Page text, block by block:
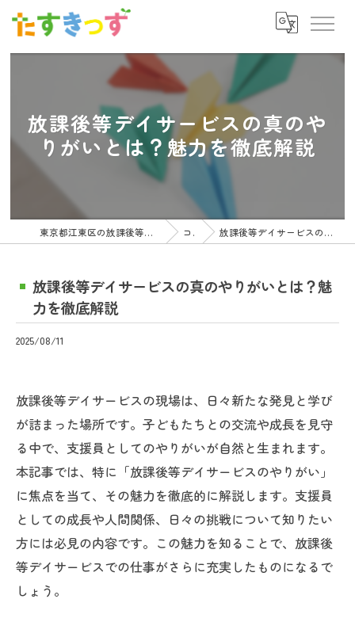
放課後等デイサービスの真のや
りがいとは？魅力を徹底解説
東京都江東区の放課後等デイサービスの求人ならたすきっず コラム 放課後等デイサービスの真のやりがいとは？魅力を徹底解説
放課後等デイサービスの真のやりがいとは？魅
力を徹底解説
2025/08/11
放課後等デイサービスの現場は、日々新たな発見と学び
が詰まった場所です。子どもたちとの交流や成長を見守
る中で、支援員としてのやりがいが自然と生まれます。
本記事では、特に「放課後等デイサービスのやりがい」
に焦点を当て、その魅力を徹底的に解説します。支援員
としての成長や人間関係、日々の挑戦について知りたい
方には必見の内容です。この魅力を知ることで、放課後
等デイサービスでの仕事がさらに充実したものになるで
しょう。